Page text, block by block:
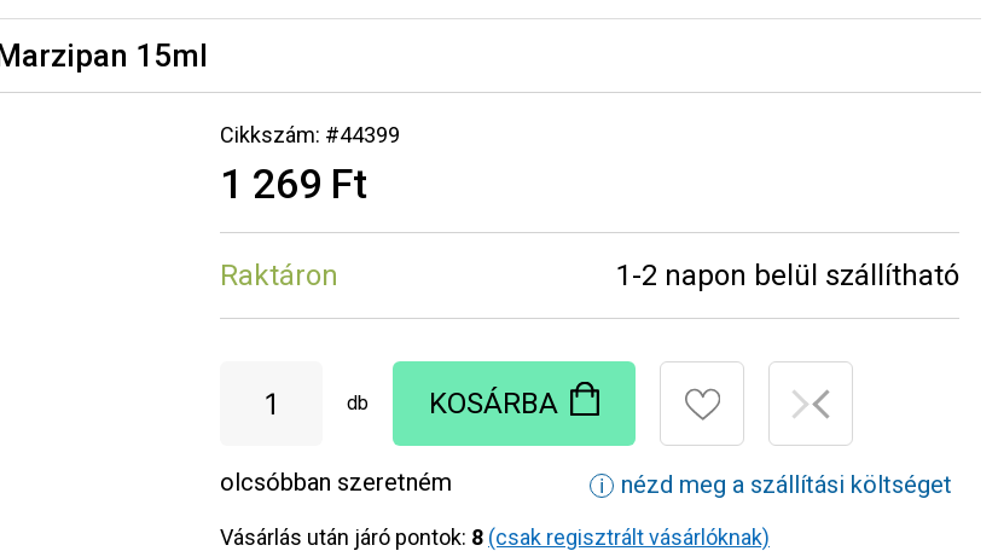
15ml
Cikkszám: #44399
1 269 Ft
Raktáron 1-2 napon belül szállítható
db KOSÁRBA
olcsóbban szeretném ℹ nézd meg a szállítási költséget
Vásárlás után járó pontok: 8 (csak regisztrált vásárlóknak)